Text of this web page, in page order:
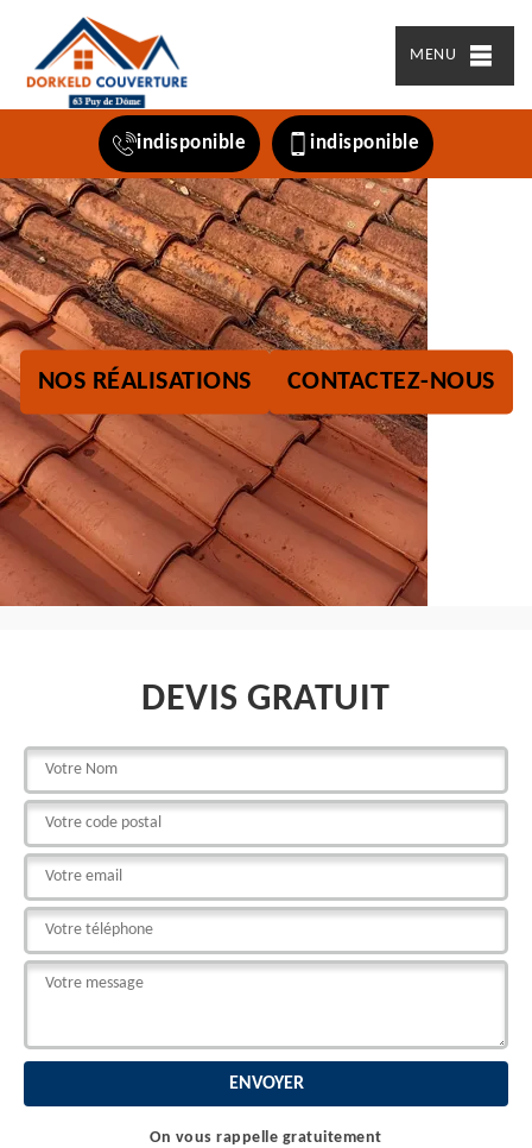
MENU
indisponible indisponible
NOS RÉALISATIONS CONTACTEZ-NOUS
DEVIS GRATUIT
On vous rappelle gratuitement